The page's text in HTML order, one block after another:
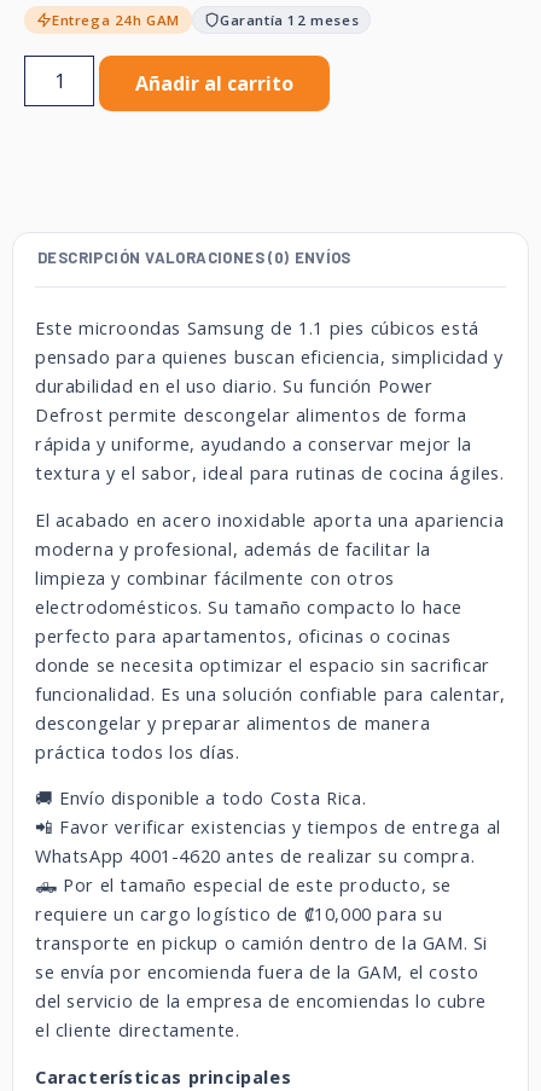
Entrega 24h GAM Garantía 12 meses
Añadir al carrito
DESCRIPCIÓN VALORACIONES (0) ENVÍOS
Este microondas Samsung de 1.1 pies cúbicos está
pensado para quienes buscan eficiencia, simplicidad y
durabilidad en el uso diario. Su función Power
Defrost permite descongelar alimentos de forma
rápida y uniforme, ayudando a conservar mejor la
textura y el sabor, ideal para rutinas de cocina ágiles.
El acabado en acero inoxidable aporta una apariencia
moderna y profesional, además de facilitar la
limpieza y combinar fácilmente con otros
electrodomésticos. Su tamaño compacto lo hace
perfecto para apartamentos, oficinas o cocinas
donde se necesita optimizar el espacio sin sacrificar
funcionalidad. Es una solución confiable para calentar,
descongelar y preparar alimentos de manera
práctica todos los días.
🚚 Envío disponible a todo Costa Rica.
📲 Favor verificar existencias y tiempos de entrega al
WhatsApp 4001-4620 antes de realizar su compra.
🛻 Por el tamaño especial de este producto, se
requiere un cargo logístico de ₡10,000 para su
transporte en pickup o camión dentro de la GAM. Si
se envía por encomienda fuera de la GAM, el costo
del servicio de la empresa de encomiendas lo cubre
el cliente directamente.
Características principales